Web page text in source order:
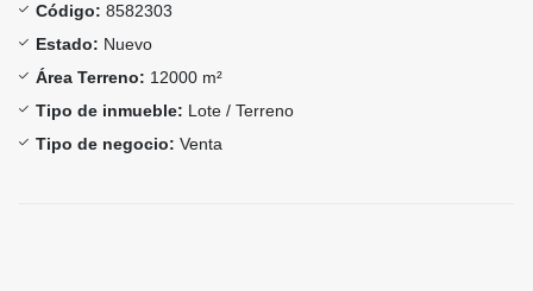
Código: 8582303
Estado: Nuevo
Área Terreno: 12000 m²
Tipo de inmueble: Lote / Terreno
Tipo de negocio: Venta